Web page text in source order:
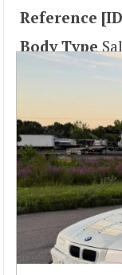
Reference
Body Type